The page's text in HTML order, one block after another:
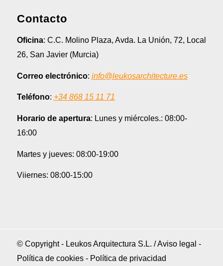
Contacto
Oficina: C.C. Molino Plaza, Avda. La Unión, 72, Local
26, San Javier (Murcia)
Correo electrónico: info@leukosarchitecture.es
Teléfono: +34 868 15 11 71
Horario de apertura: Lunes y miércoles.: 08:00-
16:00
Martes y jueves: 08:00-19:00
Viiernes: 08:00-15:00
© Copyright - Leukos Arquitectura S.L. /Aviso legal -
Política de cookies- Política de privacidad